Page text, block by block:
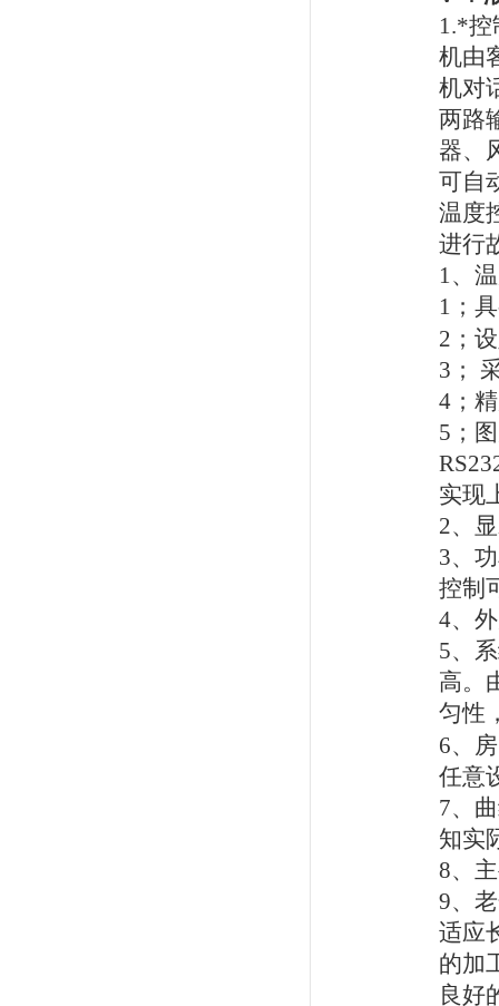
1.*控
机由
机对
两路
器、
可自
温度
进行
1、
1 ；
2 ；
3 ；
4 ；
5 ；
实现
2、
3、
控制
4、
5、
高。
匀性
6、
任意
7、
知实
8、
9、
适应
的加
良好